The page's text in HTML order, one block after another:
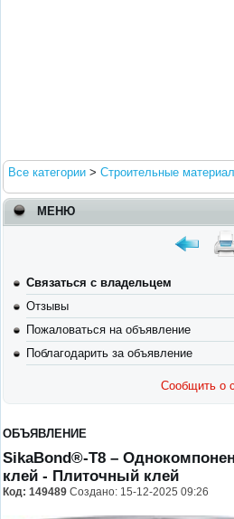
Все категории > Строительные
МЕНЮ
Связаться с владельцем
Отзывы
Пожаловаться на объявление
Поблагодарить за объявление
Сообщить о
ОБЪЯВЛЕНИЕ
SikaBond®-T8 –
клей - Плиточный клей
Код: 149489 Создано: 15-12-2025 09:26